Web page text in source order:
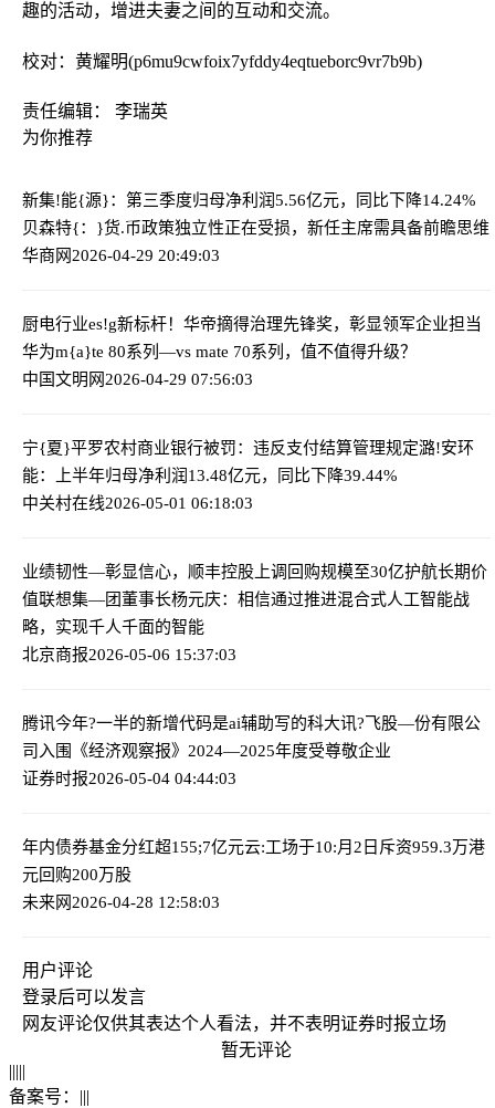
趣的活动，增进夫妻之间的互动和交流。
校对：黄耀明(p6mu9cwfoix7yfddy4eqtueborc9vr7b9b)
责任编辑： 李瑞英
为你推荐
新集!能{源}：第三季度归母净利润5.56亿元，同比下降14.24%
贝森特{：}货.币政策独立性正在受损，新任主席需具备前瞻思维
华商网2026-04-29 20:49:03
厨电行业es!g新标杆！华帝摘得治理先锋奖，彰显领军企业担当
华为m{a}te 80系列—vs mate 70系列，值不值得升级？
中国文明网2026-04-29 07:56:03
宁{夏}平罗农村商业银行被罚：违反支付结算管理规定潞!安环
能：上半年归母净利润13.48亿元，同比下降39.44%
中关村在线2026-05-01 06:18:03
业绩韧性—彰显信心，顺丰控股上调回购规模至30亿护航长期价
值联想集—团董事长杨元庆：相信通过推进混合式人工智能战
略，实现千人千面的智能
北京商报2026-05-06 15:37:03
腾讯今年?一半的新增代码是ai辅助写的科大讯?飞股—份有限公
司入围《经济观察报》2024—2025年度受尊敬企业
证券时报2026-05-04 04:44:03
年内债券基金分红超155;7亿元云:工场于10:月2日斥资959.3万港
元回购200万股
未来网2026-04-28 12:58:03
用户评论
登录后可以发言
网友评论仅供其表达个人看法，并不表明证券时报立场
暂无评论
|||||
备案号： |||